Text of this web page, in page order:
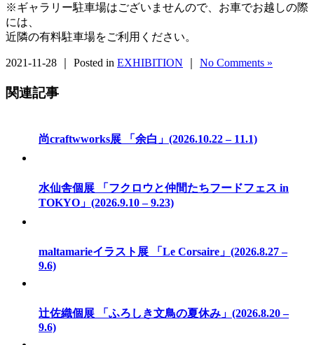
※ギャラリー駐車場はございませんので、お車でお越しの際
には、
近隣の有料駐車場をご利用ください。
2021-11-28 ｜ Posted in EXHIBITION No Comments »
関連記事
尚craftwworks展 「余白」(2026.10.22 – 11.1)
水仙舎個展 「フクロウと仲間たちフードフェス in
TOKYO」(2026.9.10 – 9.23)
maltamarieイラスト展 「Le Corsaire」(2026.8.27 –
9.6)
辻佐織個展 「ふろしき文鳥の夏休み」(2026.8.20 –
9.6)